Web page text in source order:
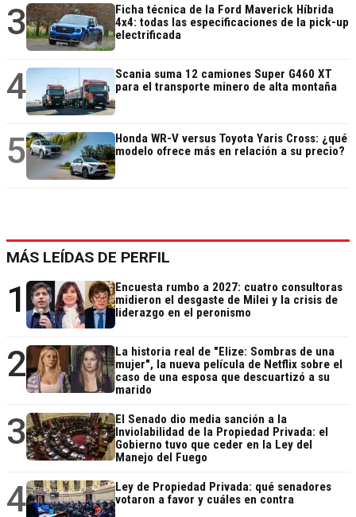
3
Ficha técnica de la Ford Maverick Híbrida
4x4: todas las especificaciones de la pick-up
electrificada
4
Scania suma 12 camiones Super G460 XT
para el transporte minero de alta montaña
5
Honda WR-V versus Toyota Yaris Cross: ¿qué
modelo ofrece más en relación a su precio?
MÁS LEÍDAS DE PERFIL
1
Encuesta rumbo a 2027: cuatro consultoras
midieron el desgaste de Milei y la crisis de
liderazgo en el peronismo
2
La historia real de "Elize: Sombras de una
mujer", la nueva película de Netflix sobre el
caso de una esposa que descuartizó a su
marido
3
El Senado dio media sanción a la
Inviolabilidad de la Propiedad Privada: el
Gobierno tuvo que ceder en la Ley del
Manejo del Fuego
4
Ley de Propiedad Privada: qué senadores
votaron a favor y cuáles en contra